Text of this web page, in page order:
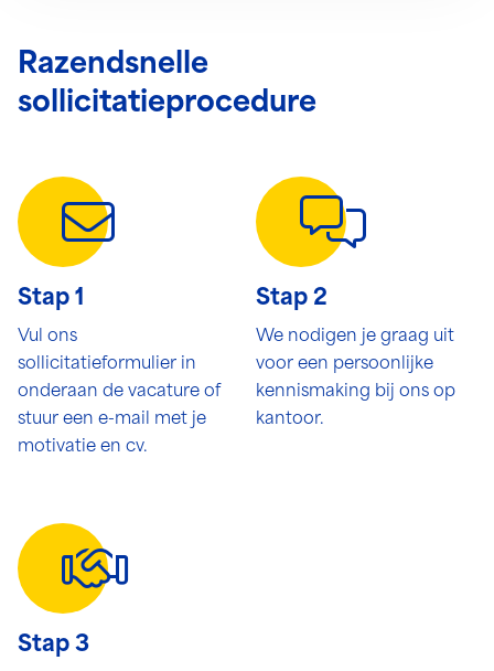
Razendsnelle
sollicitatieprocedure
Stap 1
Vul ons
sollicitatieformulier in
onderaan de vacature of
stuur een e-mail met je
motivatie en cv.
Stap 2
We nodigen je graag uit
voor een persoonlijke
kennismaking bij ons op
kantoor.
Stap 3